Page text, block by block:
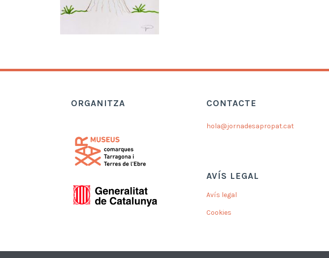
ORGANITZA CONTACTE
hola@jornadesapropat.cat
AVÍS LEGAL
Avís legal
Cookies